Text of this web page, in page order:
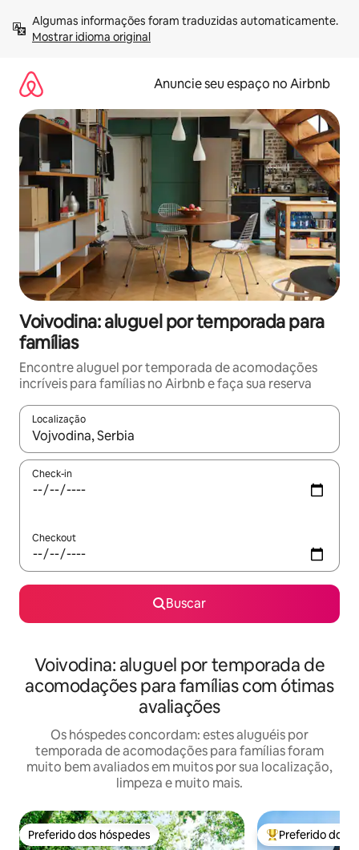
para
Mostrar idioma original
Anuncie seu espaço no Airbnb
Voivodina: aluguel por temporada para
famílias
Encontre aluguel por temporada de acomodações
incríveis para famílias no Airbnb e faça sua reserva
Localização
Quando os resultados estiverem disponíveis, explore-os
Check-in
Checkout
Buscar
Voivodina: aluguel por temporada de
acomodações para famílias com ótimas
avaliações
Os hóspedes concordam: estes aluguéis por
temporada de acomodações para famílias foram
muito bem avaliados em muitos por sua localização,
limpeza e muito mais.
Preferido dos hóspedes
Preferido dos hóspedes Entre os
Preferido dos